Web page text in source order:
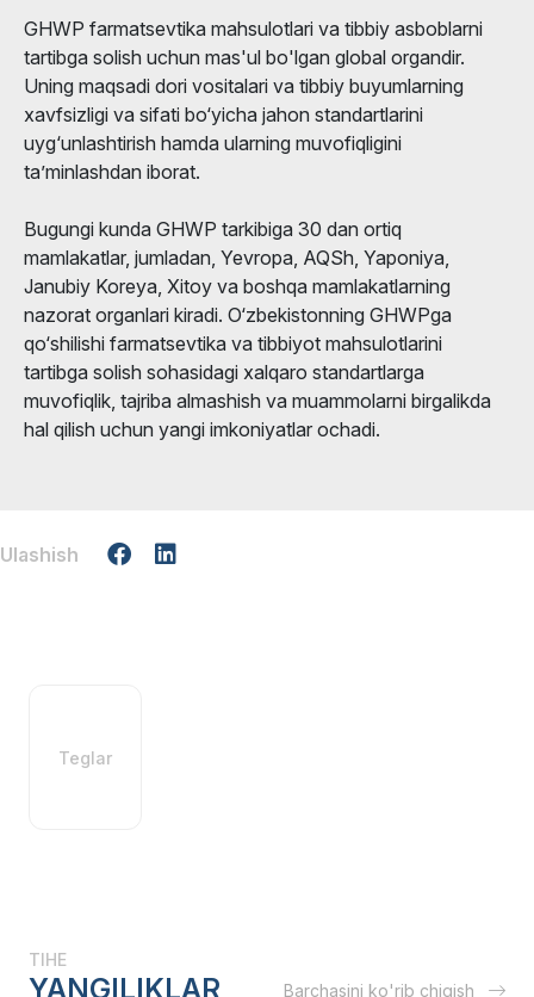
GHWP farmatsevtika mahsulotlari va tibbiy asboblarni
tartibga solish uchun mas'ul bo'lgan global organdir.
Uning maqsadi dori vositalari va tibbiy buyumlarning
xavfsizligi va sifati bo‘yicha jahon standartlarini
uyg‘unlashtirish hamda ularning muvofiqligini
ta’minlashdan iborat.
Bugungi kunda GHWP tarkibiga 30 dan ortiq
mamlakatlar, jumladan, Yevropa, AQSh, Yaponiya,
Janubiy Koreya, Xitoy va boshqa mamlakatlarning
nazorat organlari kiradi. O‘zbekistonning GHWPga
qo‘shilishi farmatsevtika va tibbiyot mahsulotlarini
tartibga solish sohasidagi xalqaro standartlarga
muvofiqlik, tajriba almashish va muammolarni birgalikda
hal qilish uchun yangi imkoniyatlar ochadi.
Ulashish
Teglar
TIHE
YANGILIKLAR Barchasini ko'rib chiqish